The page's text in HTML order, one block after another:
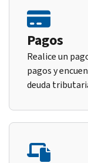
Pagos
Realice un
pagos y
deuda